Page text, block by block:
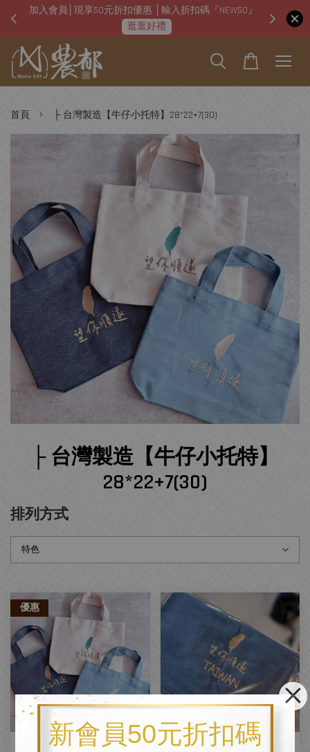
新會員50元折扣碼
加入會員│現享50元折扣優惠 │輸入折扣碼『NEW50』
逛逛好禮
即日
首頁 › ├ 台灣製造【牛仔小托特】28*22+7(30)
├ 台灣製造【牛仔小托特】
28*22+7(30)
排列方式
優惠
【牛仔小托特】平面繡&立體台灣
加繡【❤TAIWAN】10+3尺寸